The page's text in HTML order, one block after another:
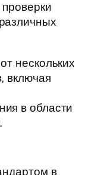
нескольких
включая
в области
в